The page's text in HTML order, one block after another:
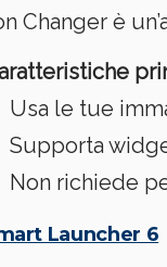
Changer è
Usa le tue
Supporta
Non richiede
Launcher 6